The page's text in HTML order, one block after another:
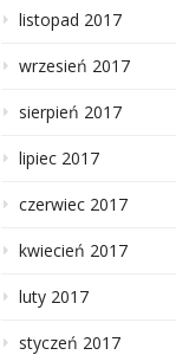
listopad 2017
wrzesień 2017
sierpień 2017
lipiec 2017
czerwiec 2017
kwiecień 2017
luty 2017
styczeń 2017